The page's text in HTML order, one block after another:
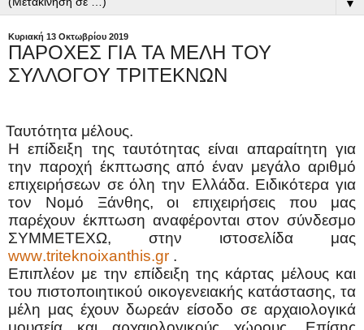
▼
Κυριακή 13 Οκτωβρίου 2019
ΠΑΡΟΧΕΣ ΓΙΑ ΤΑ ΜΕΛΗ ΤΟΥ
ΣΥΛΛΟΓΟΥ ΤΡΙΤΕΚΝΩΝ
Ταυτότητα μέλους.
Η επίδειξη της ταυτότητας είναι απαραίτητη για
την παροχή έκπτωσης από έναν μεγάλο αριθμό
επιχειρήσεων σε όλη την Ελλάδα. Ειδικότερα για
τον Νομό Ξάνθης, οι επιχειρήσεις που μας
παρέχουν έκπτωση αναφέρονται στον σύνδεσμο
ΣΥΜΜΕΤΕΧΩ, στην ιστοσελίδα μας
www.triteknoixanthis.gr .
Επιπλέον με την επίδειξη της κάρτας μέλους και
του πιστοποιητικού οικογενειακής κατάστασης, τα
μέλη μας έχουν δωρεάν είσοδο σε αρχαιολογικά